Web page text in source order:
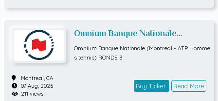
Omnium Banque Nationale
(Montreal - ATP Hommes tennis)
RONDE 3
Omnium Banque Nationale (Montreal - ATP Homme
s tennis) RONDE 3
Montreal, CA
07 Aug, 2026
211 views
Buy Ticket Read More